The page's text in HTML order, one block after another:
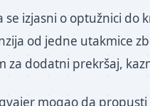
se izjasni o optužnici
od jedne utakmice
za dodatni prekršaj,
mogao da